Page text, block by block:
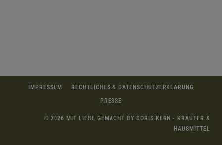
IMPRESSUM
RECHTLICHES & DATENSCHUTZERKLÄRUNG
PRESSE
© 2026 MIT LIEBE GEMACHT BY DORIS KERN - KRÄUTER &
HAUSMITTEL